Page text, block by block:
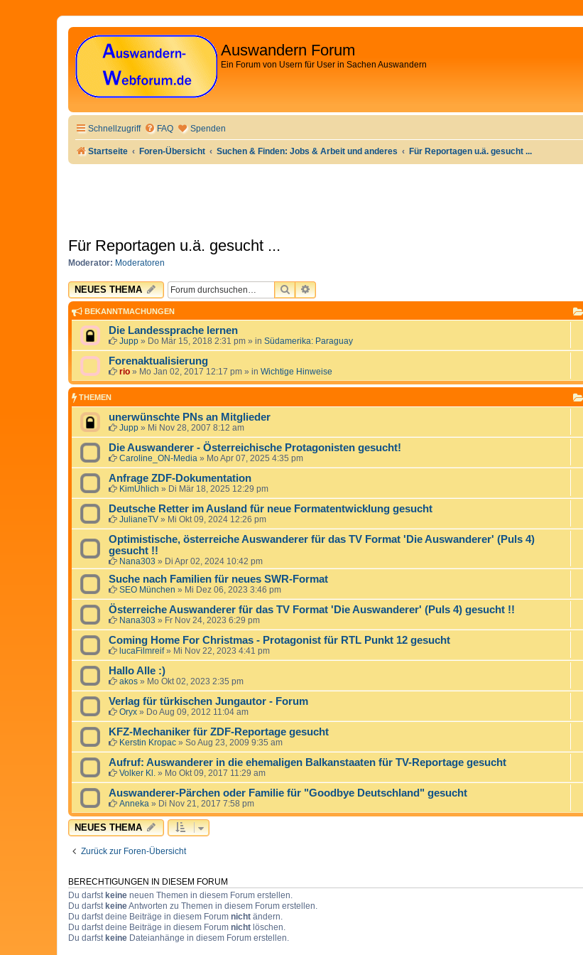
Auswandern Forum
Ein Forum von Usern für User in Sachen Auswandern
Schnellzugriff FAQ Spenden
Startseite Foren-Übersicht Suchen & Finden: Jobs & Arbeit und anderes Für Reportagen u.ä. gesucht ...
Für Reportagen u.ä. gesucht ...
Moderator: Moderatoren
NEUES THEMA SUCHEERWEITERTE SUCHE
BEKANNTMACHUNGEN
Die Landessprache lernen
Jupp » Do Mär 15, 2018 2:31 pm » in Südamerika: Paraguay
Forenaktualisierung
rio » Mo Jan 02, 2017 12:17 pm » in Wichtige Hinweise
THEMEN
unerwünschte PNs an Mitglieder
Jupp » Mi Nov 28, 2007 8:12 am
Die Auswanderer - Österreichische Protagonisten gesucht!
Caroline_ON-Media » Mo Apr 07, 2025 4:35 pm
Anfrage ZDF-Dokumentation
KimUhlich » Di Mär 18, 2025 12:29 pm
Deutsche Retter im Ausland für neue Formatentwicklung gesucht
JulianeTV » Mi Okt 09, 2024 12:26 pm
Optimistische, österreiche Auswanderer für das TV Format 'Die Auswanderer' (Puls 4)
gesucht !!
Nana303 » Di Apr 02, 2024 10:42 pm
Suche nach Familien für neues SWR-Format
SEO München » Mi Dez 06, 2023 3:46 pm
Österreiche Auswanderer für das TV Format 'Die Auswanderer' (Puls 4) gesucht !!
Nana303 » Fr Nov 24, 2023 6:29 pm
Coming Home For Christmas - Protagonist für RTL Punkt 12 gesucht
lucaFilmreif» Mi Nov 22, 2023 4:41 pm
Hallo Alle :)
akos » Mo Okt 02, 2023 2:35 pm
Verlag für türkischen Jungautor - Forum
Oryx » Do Aug 09, 2012 11:04 am
KFZ-Mechaniker für ZDF-Reportage gesucht
Kerstin Kropac » So Aug 23, 2009 9:35 am
Aufruf: Auswanderer in die ehemaligen Balkanstaaten für TV-Reportage gesucht
Volker Kl. » Mo Okt 09, 2017 11:29 am
Auswanderer-Pärchen oder Familie für "Goodbye Deutschland" gesucht
Anneka » Di Nov 21, 2017 7:58 pm
NEUES THEMA
Zurück zur Foren-Übersicht
BERECHTIGUNGEN IN DIESEM FORUM
Du darfstkeine neuen Themen in diesem Forum erstellen.
Du darfstkeineAntworten zu Themen in diesem Forum erstellen.
Du darfst deine Beiträge in diesem Forum nicht ändern.
Du darfst deine Beiträge in diesem Forum nicht löschen.
Du darfstkeine Dateianhänge in diesem Forum erstellen.